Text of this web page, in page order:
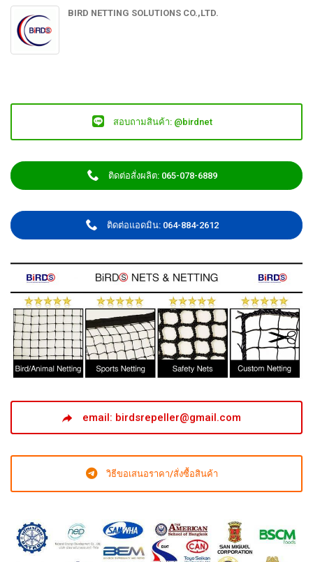
BIRD NETTING SOLUTIONS CO.,LTD.
สอบถามสินค้า: @birdnet
ติดต่อสั่งผลิต: 065-078-6889
ติดต่อแอดมิน: 064-884-2612
email: birdsrepeller@gmail.com
วิธีขอเสนอราคา/สั่งซื้อสินค้า